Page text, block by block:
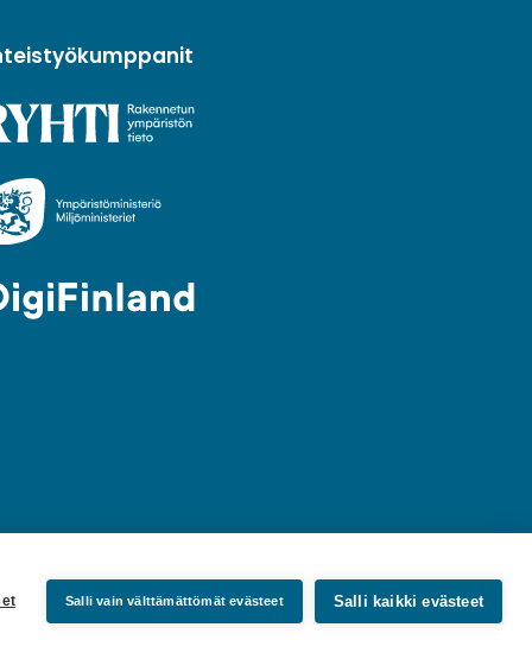
Salli vain välttämättömät evästeet Salli kaikki evästeet